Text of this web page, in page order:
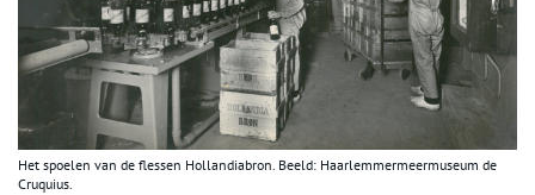
Het spoelen van de flessen Hollandiabron. Beeld: Haarlemmermeermuseum de
Cruquius.